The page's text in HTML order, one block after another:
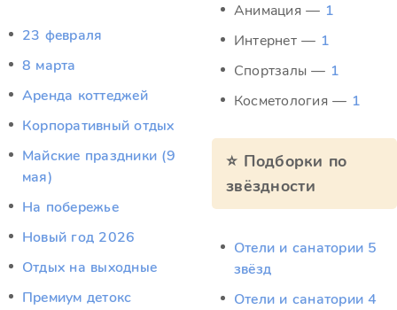
23 февраля
8 марта
Аренда коттеджей
Корпоративный отдых
Майские праздники (9
мая)
На побережье
Новый год 2026
Отдых на выходные
Премиум детокс
Анимация — 1
Интернет — 1
Спортзалы — 1
Косметология — 1
⭐ Подборки по
звёздности
Отели и санатории 5
звёзд
Отели и санатории 4